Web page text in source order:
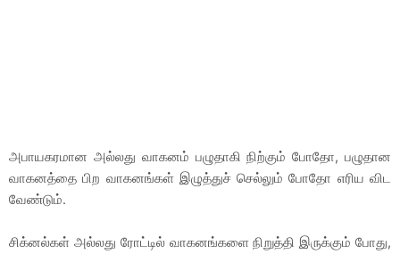
அபாயகரமான அல்லது வாகனம் பழுதாகி நிற்கும் போதோ, பழுதான
வாகனத்தை பிற வாகனங்கள் இழுத்துச் செல்லும் போதோ எரிய விட
வேண்டும்.
சிக்னல்கள் அல்லது ரோட்டில் வாகனங்களை நிறுத்தி இருக்கும் போது,